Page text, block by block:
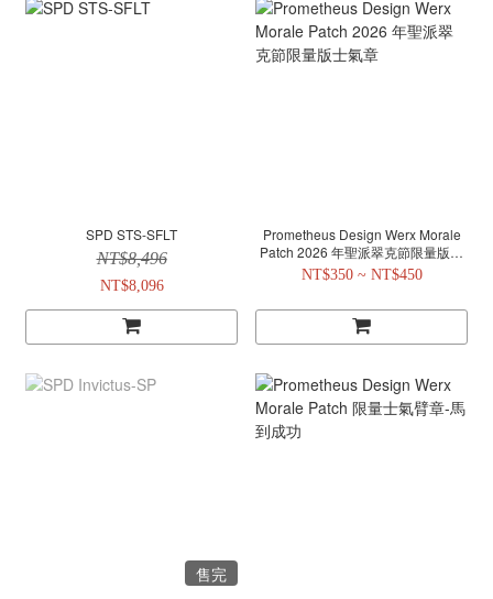
SPD STS-SFLT
NT$8,496
NT$8,096
Prometheus Design Werx Morale
Patch 2026 年聖派翠克節限量版士
氣章
NT$350 ~ NT$450
售完